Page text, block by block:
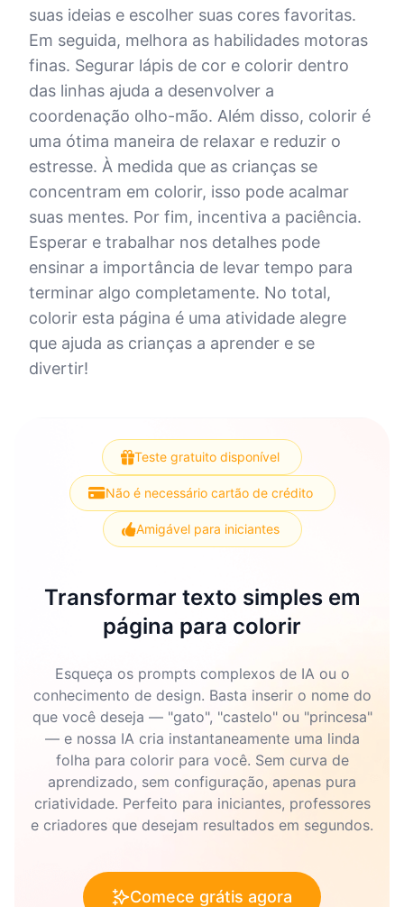
suas ideias e escolher suas cores favoritas.
Em seguida, melhora as habilidades motoras
finas. Segurar lápis de cor e colorir dentro
das linhas ajuda a desenvolver a
coordenação olho-mão. Além disso, colorir é
uma ótima maneira de relaxar e reduzir o
estresse. À medida que as crianças se
concentram em colorir, isso pode acalmar
suas mentes. Por fim, incentiva a paciência.
Esperar e trabalhar nos detalhes pode
ensinar a importância de levar tempo para
terminar algo completamente. No total,
colorir esta página é uma atividade alegre
que ajuda as crianças a aprender e se
divertir!
Teste gratuito disponível
Não é necessário cartão de crédito
Amigável para iniciantes
Transformar texto simples em
página para colorir
Esqueça os prompts complexos de IA ou o
conhecimento de design. Basta inserir o nome do
que você deseja — "gato", "castelo" ou "princesa"
— e nossa IA cria instantaneamente uma linda
folha para colorir para você. Sem curva de
aprendizado, sem configuração, apenas pura
criatividade. Perfeito para iniciantes, professores
e criadores que desejam resultados em segundos.
Comece grátis agora